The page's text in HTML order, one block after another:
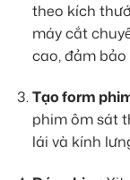
theo kích
máy cắt
cao, đảm
Tạo form
phim ôm sát
lái và kính